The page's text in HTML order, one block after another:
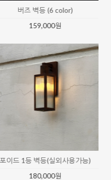
비스크 글로우 54등 샹들리에 (약 14